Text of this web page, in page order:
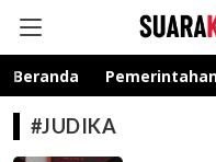
Informasi
Beranda
#JUDIKA